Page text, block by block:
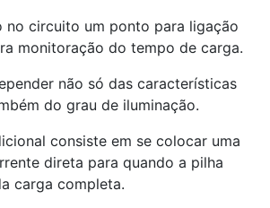
no circuito um ponto para ligação
monitoração do tempo de carga.
não só das características
do grau de iluminação.
consiste em se colocar uma
direta para quando a pilha
carga completa.